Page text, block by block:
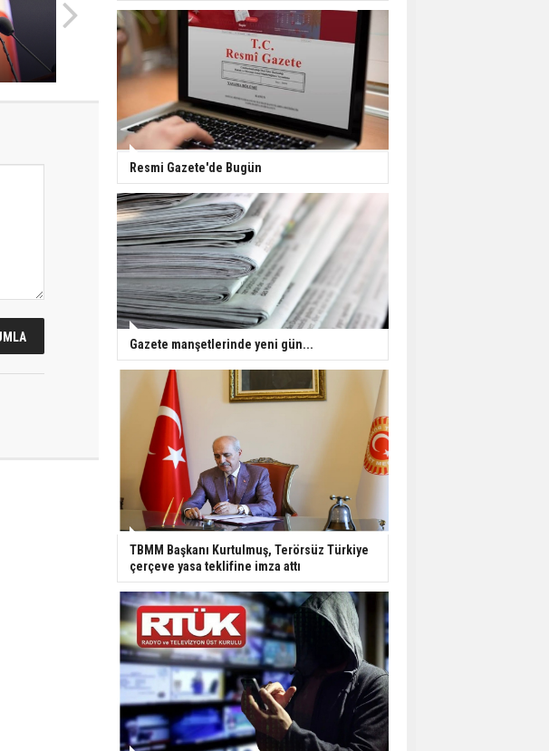
Ünlü türkücü Mahmut
Tuncer estetik
operasyon geçirdi: Son
hali gündem oldu
Yerli turist 229,7 milyar
lira seyahat harcaması
yaptı
Gazze'deki Sağlık
Bakanlığı duyurdu:
Vahşetin pençesinde 2
salgın vaka tespit edildi
Resmi Gazete'de Bugün
Gazete manşetlerinde yeni gün...
TBMM Başkanı Kurtulmuş, Terörsüz Türkiye
çerçeve yasa teklifine imza attı